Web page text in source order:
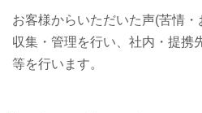
事業内容
役員一覧
IRライブラリ
株式情報
担当役員メッセージ
重要課題（マテリアリティ）
新卒採用
お客様からいただいた声(苦情
収集・管理を行い、社内・提携
等を行います。